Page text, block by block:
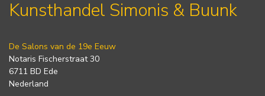
Kunsthandel Simonis & Buunk
De Salons van de 19e Eeuw
Notaris Fischerstraat 30
6711 BD Ede
Nederland